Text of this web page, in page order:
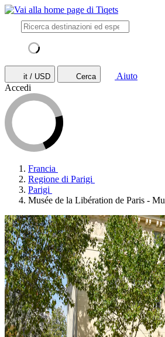
it / USD Cerca
Aiuto
Accedi
Francia
Regione di Parigi
Parigi
Musée de la Libération de Paris -